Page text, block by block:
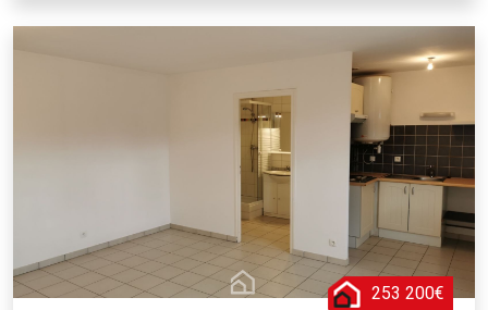
253 200€